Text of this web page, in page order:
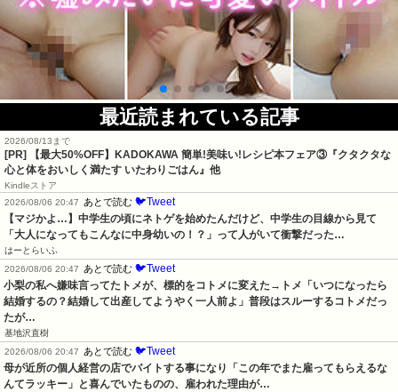
最近読まれている記事
2026/08/13まで
[PR] 【最大50%OFF】KADOKAWA 簡単!美味い!レシピ本フェア③『クタクタな
心と体をおいしく満たす いたわりごはん』他
Kindleストア
2026/08/06 20:47
あとで読む 🐦Tweet
【マジかよ…】中学生の頃にネトゲを始めたんだけど、中学生の目線から見て
「大人になってもこんなに中身幼いの！？」って人がいて衝撃だった…
はーとらいふ
2026/08/06 20:47
あとで読む 🐦Tweet
小梨の私へ嫌味言ってたトメが、標的をコトメに変えた→トメ「いつになったら
結婚するの？結婚して出産してようやく一人前よ」普段はスルーするコトメだっ
たが…
基地沢直樹
2026/08/06 20:47
あとで読む 🐦Tweet
母が近所の個人経営の店でバイトする事になり「この年でまた雇ってもらえるな
んてラッキー」と喜んでいたものの、雇われた理由が…